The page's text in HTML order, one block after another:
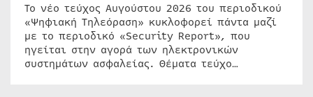
Το νέο τεύχος Αυγούστου 2026 του περιοδικού
«Ψηφιακή Τηλεόραση» κυκλοφορεί πάντα μαζί
με το περιοδικό «Security Report», που
ηγείται στην αγορά των ηλεκτρονικών
συστημάτων ασφαλείας. Θέματα τεύχο…